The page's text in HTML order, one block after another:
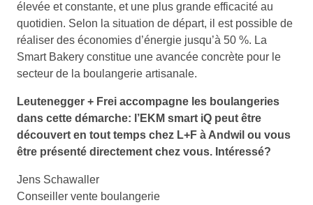
élevée et constante, et une plus grande efficacité au
quotidien. Selon la situation de départ, il est possible de
réaliser des économies d’énergie jusqu’à 50 %. La
Smart Bakery constitue une avancée concrète pour le
secteur de la boulangerie artisanale.
Leutenegger + Frei accompagne les boulangeries
dans cette démarche: l’EKM smart iQ peut être
découvert en tout temps chez L+F à Andwil ou vous
être présenté directement chez vous. Intéressé?
Jens Schawaller
Conseiller vente boulangerie